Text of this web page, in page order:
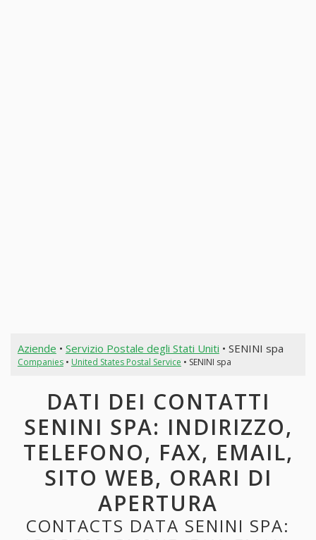
Aziende • Servizio Postale degli Stati Uniti • SENINI spa
Companies• United States Postal Service • SENINI spa
DATI DEI CONTATTI
SENINI SPA: INDIRIZZO,
TELEFONO, FAX, EMAIL,
SITO WEB, ORARI DI
APERTURA
CONTACTS DATA SENINI SPA: